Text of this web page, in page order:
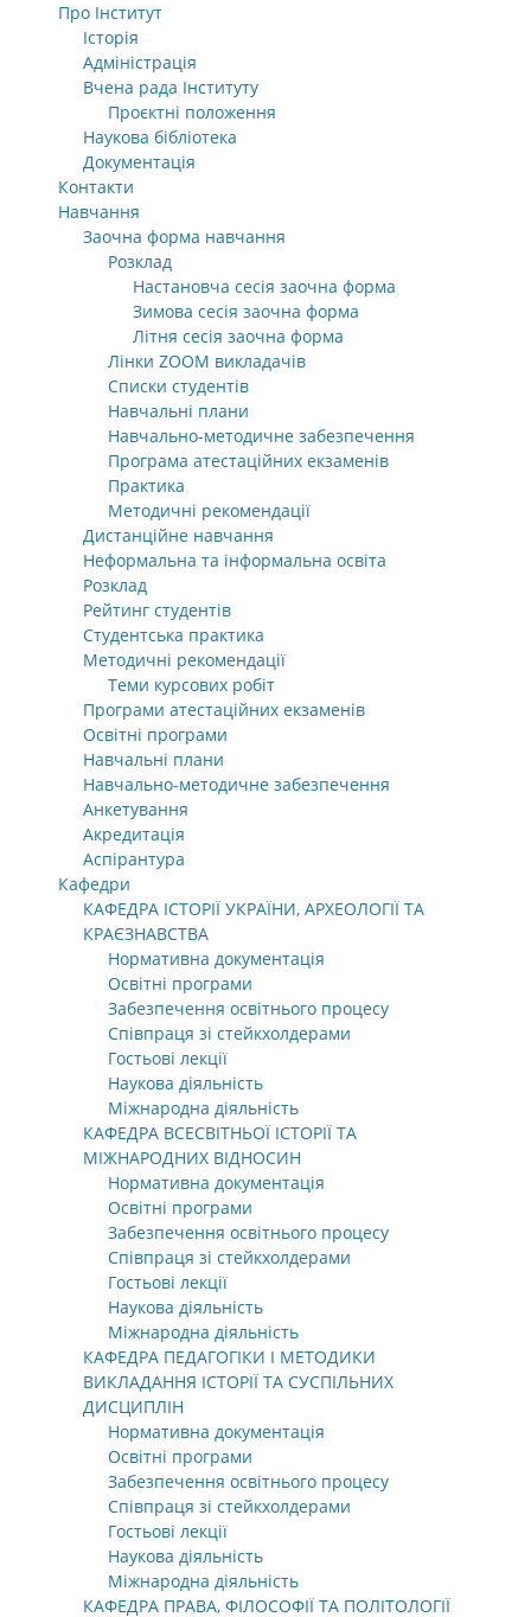
Про Інститут
Історія
Адміністрація
Вчена рада Інституту
Проєктні положення
Наукова бібліотека
Документація
Контакти
Навчання
Заочна форма навчання
Розклад
Настановча сесія заочна форма
Зимова сесія заочна форма
Літня сесія заочна форма
Лінки ZOOM викладачів
Списки студентів
Навчальні плани
Навчально-методичне забезпечення
Програма атестаційних екзаменів
Практика
Методичні рекомендації
Дистанційне навчання
Неформальна та інформальна освіта
Розклад
Рейтинг студентів
Студентська практика
Методичні рекомендації
Теми курсових робіт
Програми атестаційних екзаменів
Освітні програми
Навчальні плани
Навчально-методичне забезпечення
Анкетування
Акредитація
Аспірантура
Кафедри
КАФЕДРА ІСТОРІЇ УКРАЇНИ, АРХЕОЛОГІЇ ТА
КРАЄЗНАВСТВА
Нормативна документація
Освітні програми
Забезпечення освітнього процесу
Співпраця зі стейкхолдерами
Гостьові лекції
Наукова діяльність
Міжнародна діяльність
КАФЕДРА ВСЕСВІТНЬОЇ ІСТОРІЇ ТА
МІЖНАРОДНИХ ВІДНОСИН
Нормативна документація
Освітні програми
Забезпечення освітнього процесу
Співпраця зі стейкхолдерами
Гостьові лекції
Наукова діяльність
Міжнародна діяльність
КАФЕДРА ПЕДАГОГІКИ І МЕТОДИКИ
ВИКЛАДАННЯ ІСТОРІЇ ТА СУСПІЛЬНИХ
ДИСЦИПЛІН
Нормативна документація
Освітні програми
Забезпечення освітнього процесу
Співпраця зі стейкхолдерами
Гостьові лекції
Наукова діяльність
Міжнародна діяльність
КАФЕДРА ПРАВА, ФІЛОСОФІЇ ТА ПОЛІТОЛОГІЇ